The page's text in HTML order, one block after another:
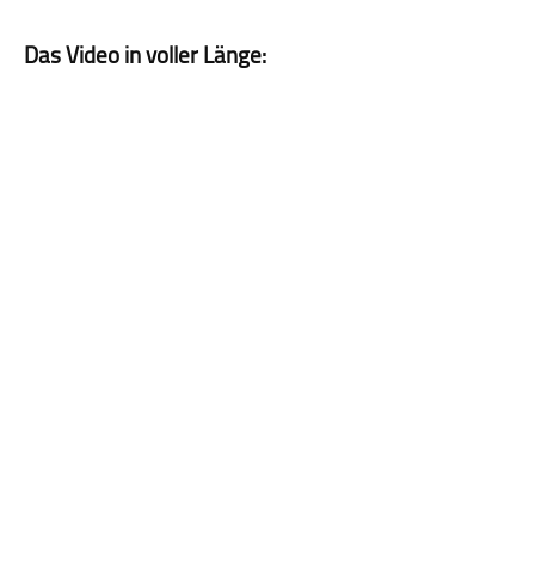
Das Video in voller Länge: